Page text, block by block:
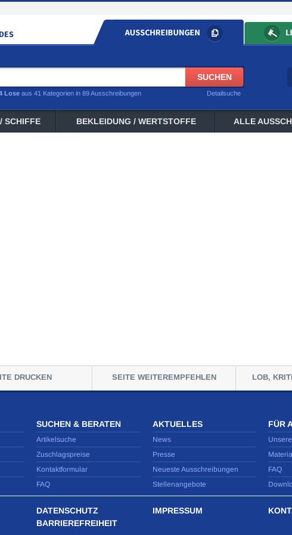
Detailsuche
Lose aus 41 Kategorien in 89 Ausschreibungen
SCHIFFE BEKLEIDUNG / WERTSTOFFE ALLE
DRUCKEN SEITE WEITEREMPFEHLEN LOB,
SUCHEN & BERATEN
Artikelsuche
Zuschlagspreise
Kontaktformular
FAQ
AKTUELLES
News
Presse
Neueste Ausschreibungen
Stellenangebote
FÜR
FAQ
DATENSCHUTZ
BARRIEREFREIHEIT
IMPRESSUM